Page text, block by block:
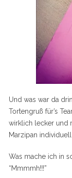
Und was war da
Tortengruß für’s
wirklich lecker und
Marzipan
Was mache ich in
“Mmmmh!!!”